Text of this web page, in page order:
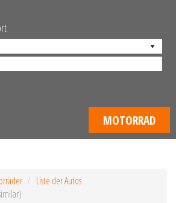
MOTORRAD
Liste der Autos